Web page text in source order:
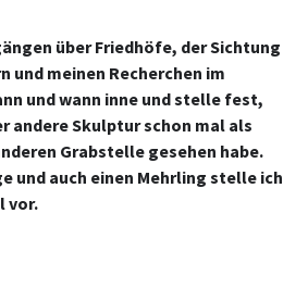
über Friedhöfe, der Sichtung
und meinen Recherchen im
und wann inne und stelle fest,
andere Skulptur schon mal als
Grabstelle gesehen habe.
und auch einen Mehrling stelle ich
vor.